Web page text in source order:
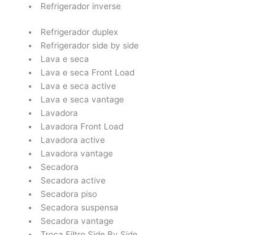
Refrigerador inverse
Refrigerador duplex
Refrigerador side by side
Lava e seca
Lava e seca Front Load
Lava e seca active
Lava e seca vantage
Lavadora
Lavadora Front Load
Lavadora active
Lavadora vantage
Secadora
Secadora active
Secadora piso
Secadora suspensa
Secadora vantage